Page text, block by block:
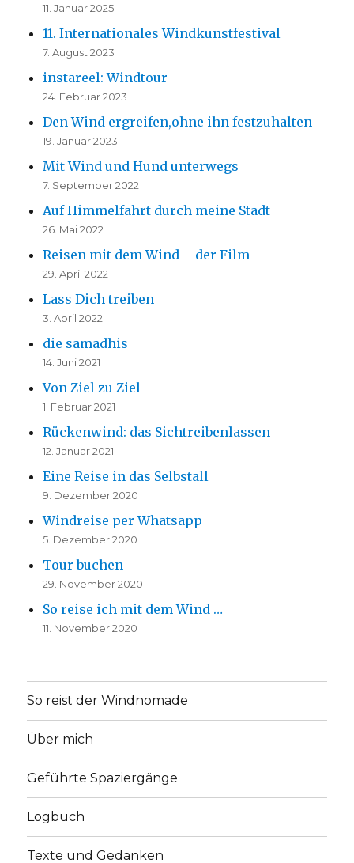
11. Januar 2025
11. Internationales Windkunstfestival
7. August 2023
instareel: Windtour
24. Februar 2023
Den Wind ergreifen,ohne ihn festzuhalten
19. Januar 2023
Mit Wind und Hund unterwegs
7. September 2022
Auf Himmelfahrt durch meine Stadt
26. Mai 2022
Reisen mit dem Wind – der Film
29. April 2022
Lass Dich treiben
3. April 2022
die samadhis
14. Juni 2021
Von Ziel zu Ziel
1. Februar 2021
Rückenwind: das Sichtreibenlassen
12. Januar 2021
Eine Reise in das Selbstall
9. Dezember 2020
Windreise per Whatsapp
5. Dezember 2020
Tour buchen
29. November 2020
So reise ich mit dem Wind …
11. November 2020
So reist der Windnomade
Über mich
Geführte Spaziergänge
Logbuch
Texte und Gedanken